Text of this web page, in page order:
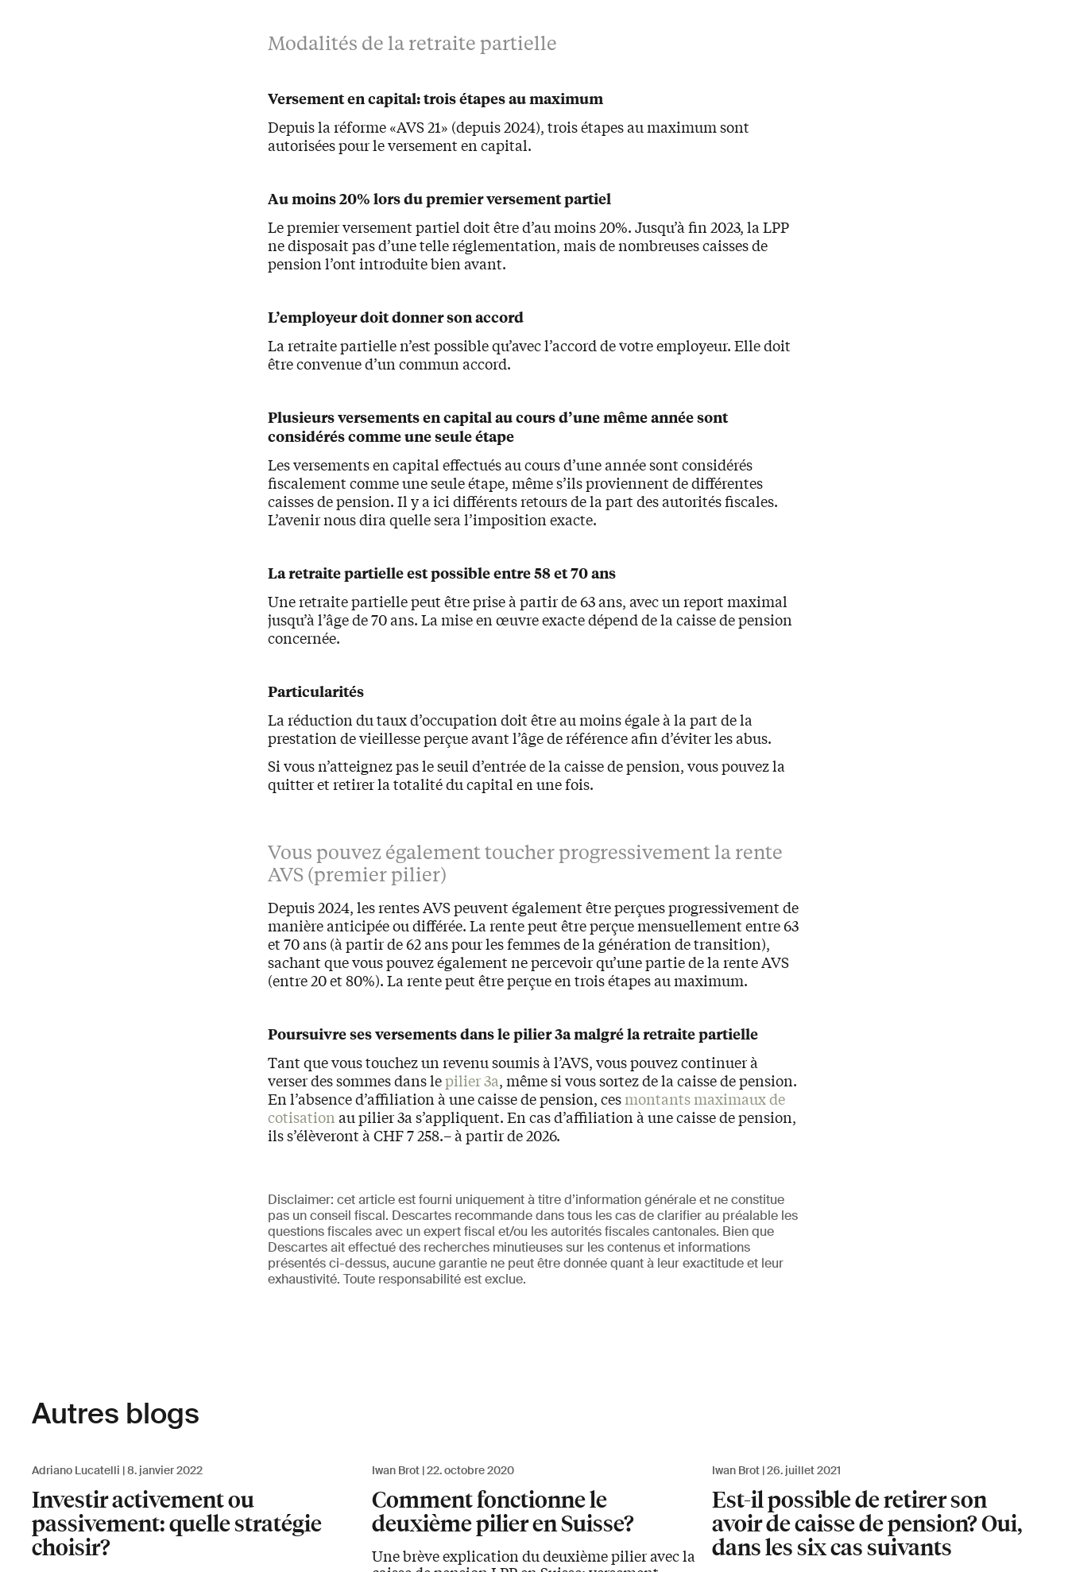
Modalités de la retraite partielle
Versement en capital: trois étapes au maximum
Depuis la réforme «AVS 21» (depuis 2024), trois étapes au maximum sont
autorisées pour le versement en capital.
Au moins 20% lors du premier versement partiel
Le premier versement partiel doit être d’au moins 20%. Jusqu’à fin 2023, la LPP
ne disposait pas d’une telle réglementation, mais de nombreuses caisses de
pension l’ont introduite bien avant.
L’employeur doit donner son accord
La retraite partielle n’est possible qu’avec l’accord de votre employeur. Elle doit
être convenue d’un commun accord.
Plusieurs versements en capital au cours d’une même année sont
considérés comme une seule étape
Les versements en capital effectués au cours d’une année sont considérés
fiscalement comme une seule étape, même s’ils proviennent de différentes
caisses de pension. Il y a ici différents retours de la part des autorités fiscales.
L’avenir nous dira quelle sera l’imposition exacte.
La retraite partielle est possible entre 58 et 70 ans
Une retraite partielle peut être prise à partir de 63 ans, avec un report maximal
jusqu’à l’âge de 70 ans. La mise en œuvre exacte dépend de la caisse de pension
concernée.
Particularités
La réduction du taux d’occupation doit être au moins égale à la part de la
prestation de vieillesse perçue avant l’âge de référence afin d’éviter les abus.
Si vous n’atteignez pas le seuil d’entrée de la caisse de pension, vous pouvez la
quitter et retirer la totalité du capital en une fois.
Vous pouvez également toucher progressivement la rente
AVS (premier pilier)
Depuis 2024, les rentes AVS peuvent également être perçues progressivement de
manière anticipée ou différée. La rente peut être perçue mensuellement entre 63
et 70 ans (à partir de 62 ans pour les femmes de la génération de transition),
sachant que vous pouvez également ne percevoir qu’une partie de la rente AVS
(entre 20 et 80%). La rente peut être perçue en trois étapes au maximum.
Poursuivre ses versements dans le pilier 3a malgré la retraite partielle
Tant que vous touchez un revenu soumis à l’AVS, vous pouvez continuer à
verser des sommes dans lepilier 3a, même si vous sortez de la caisse de pension.
En l’absence d’affiliation à une caisse de pension, cesmontants maximaux de
cotisation au pilier 3a s’appliquent. En cas d’affiliation à une caisse de pension,
ils s’élèveront à CHF 7 258.– à partir de 2026.
Disclaimer: cet article est fourni uniquement à titre d’information générale et ne constitue
pas un conseil fiscal. Descartes recommande dans tous les cas de clarifier au préalable les
questions fiscales avec un expert fiscal et/ou les autorités fiscales cantonales. Bien que
Descartes ait effectué des recherches minutieuses sur les contenus et informations
présentés ci-dessus, aucune garantie ne peut être donnée quant à leur exactitude et leur
exhaustivité. Toute responsabilité est exclue.
Autres blogs
Adriano Lucatelli 8. janvier 2022
Investir activement ou
passivement: quelle stratégie
choisir?
Iwan Brot 22. octobre 2020
Comment fonctionne le
deuxième pilier en Suisse?
Une brève explication du deuxième pilier avec la
Iwan Brot 26. juillet 2021
Est-il possible de retirer son
avoir de caisse de pension? Oui,
dans les six cas suivants